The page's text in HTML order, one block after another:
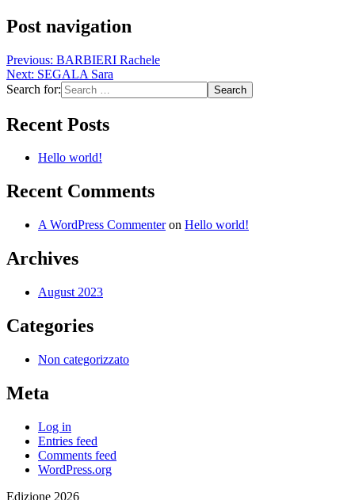
Post navigation
Previous: BARBIERI Rachele
Next: SEGALA Sara
Search for:
Recent Posts
Hello world!
Recent Comments
A WordPress Commenteron Hello world!
Archives
August 2023
Categories
Non categorizzato
Meta
Log in
Entries feed
Comments feed
WordPress.org
Edizione 2026